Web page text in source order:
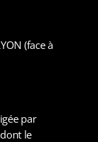
(face à
par
le